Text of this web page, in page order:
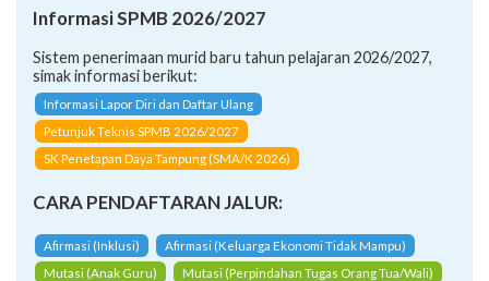
simak informasi berikut:
Petunjuk Teknis SPMB 2026/2027
SK Penetapan Daya Tampung (SMA/K 2026)
CARA PENDAFTARAN JALUR:
Mutasi (Anak Guru)
Mutasi (Perpindahan Tugas Orang Tua/Wali)
Prestasi (Kemampuan Akademik)
Prestasi (Akademik Sains, RisTek/Akademik Lainnya)